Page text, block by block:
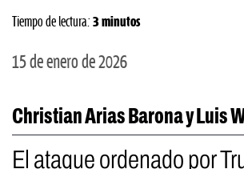
Tiempo de lectura: 3 minutos
15 de enero de 2026
Christian Arias Barona y Luis
El ataque ordenado por